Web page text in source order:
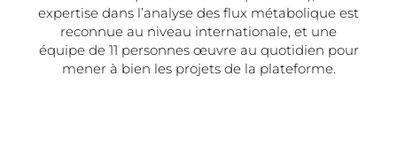
expertise dans l’analyse des flux métabolique est
reconnue au niveau internationale, et une
équipe de 11 personnes œuvre au quotidien pour
mener à bien les projets de la plateforme.